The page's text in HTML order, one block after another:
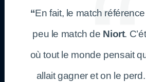
“En fait, le match référence
peu le match de Niort.
où tout le monde pensait
allait gagner et on le